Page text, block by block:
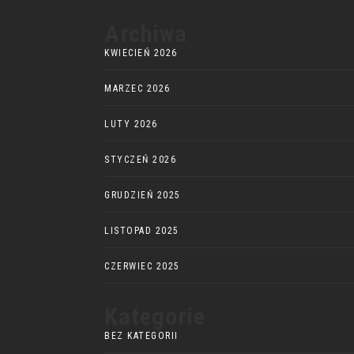
KWIECIEŃ 2026
MARZEC 2026
LUTY 2026
STYCZEŃ 2026
GRUDZIEŃ 2025
LISTOPAD 2025
CZERWIEC 2025
BEZ KATEGORII